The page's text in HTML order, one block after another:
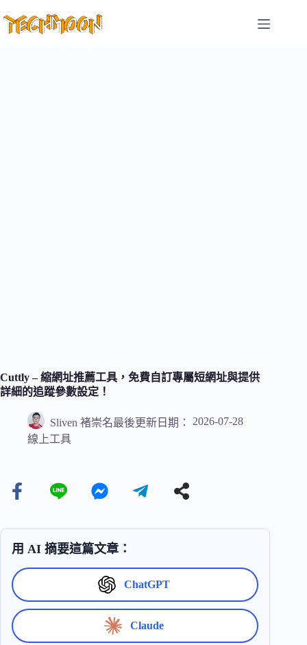
至
Cuttly – 縮網址推薦工具，免費自訂專屬短網址與提供
詳細的追蹤參數設定！
Sliven 褚崇名最後更新日期：
2026-07-28
線上工具
用 AI 摘要這篇文章：
ChatGPT
Claude